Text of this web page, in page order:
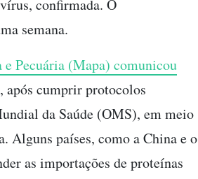
confirmada. O
semana.
Pecuária (Mapa) comunicou
, após cumprir protocolos
da Saúde (OMS), em meio
Alguns países, como a China e o
as importações de proteínas